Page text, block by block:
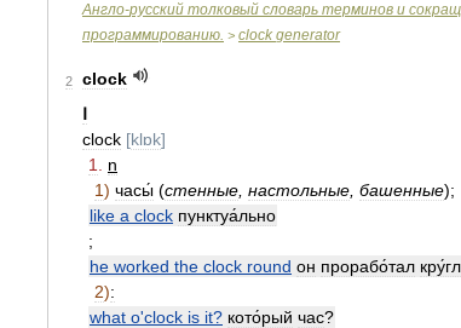
Англо-русский толковый словарь терминов и
программированию. > clock generator
2
clock
Ⅰ
clock [klɒk]
1
n
1) часы́ (стенные настольные башенные);
like a clock пунктуа́льно
;
he worked the clock round он прорабо́тал
2):
what o'clock is it? кото́рый час?